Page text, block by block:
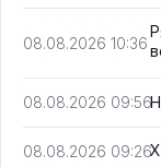
08.08.2026 10:36
08.08.2026 09:56
08.08.2026 09:26